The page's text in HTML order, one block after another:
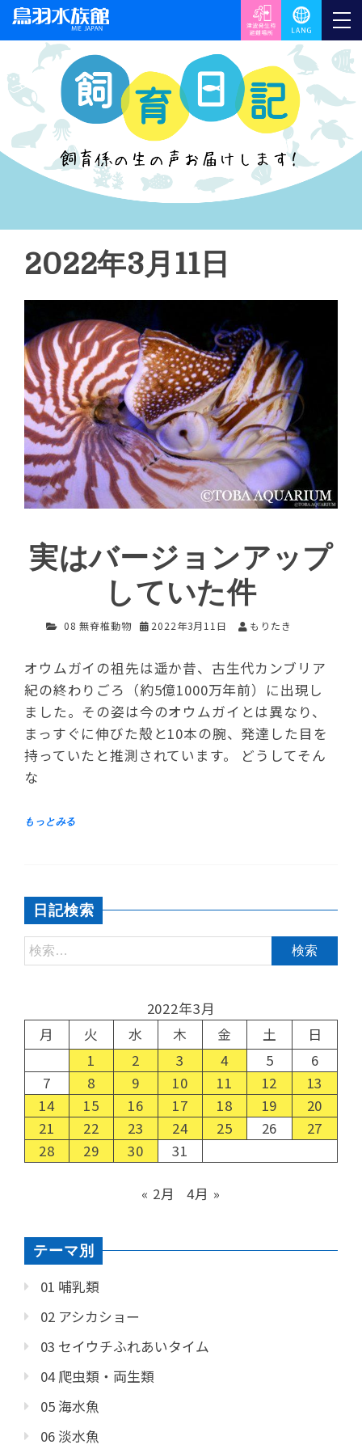
2022年3月11日
実はバージョンアップ
していた件
08 無脊椎動物 2022年3月11日 もりたき
オウムガイの祖先は遥か昔、古生代カンブリア
紀の終わりごろ（約5億1000万年前）に出現し
ました。その姿は今のオウムガイとは異なり、
まっすぐに伸びた殻と10本の腕、発達した目を
持っていたと推測されています。 どうしてそん
な
日記検索
2022年3月
月
火 水 木 金 土
日
1
2 3 4 5
6
7
8 9 10 11 12
13
14
15 16 17 18 19
20
21
22 23 24 25 26
27
28
29 30 31
« 2月 4月 »
テーマ別
01 哺乳類
02 アシカショー
03 セイウチふれあいタイム
04 爬虫類・両生類
05 海水魚
06 淡水魚